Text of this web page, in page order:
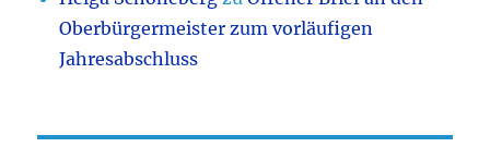
Oberbürgermeister zum vorläufigen
Jahresabschluss